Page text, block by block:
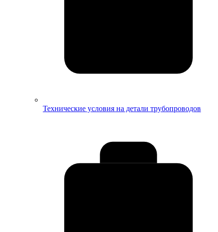
Технические условия на детали трубопроводов